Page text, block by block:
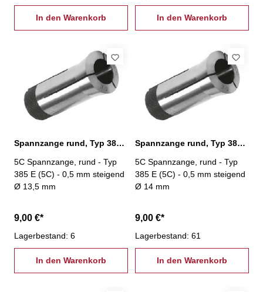
In den Warenkorb In den Warenkorb
Spannzange rund, Typ 385 E (5C) Ø 13,5 mm
5C Spannzange, rund - Typ
385 E (5C) - 0,5 mm steigend
Ø 13,5 mm
9,00 €*
Lagerbestand: 6
In den Warenkorb
Spannzange rund, Typ 385 E (5C) Ø 14,0 mm
5C Spannzange, rund - Typ
385 E (5C) - 0,5 mm steigend
Ø 14 mm
9,00 €*
Lagerbestand: 61
In den Warenkorb